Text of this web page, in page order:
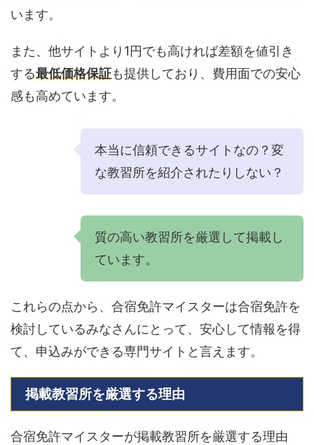
います。
また、他サイトより1円でも高ければ差額を値引き
する最低価格保証も提供しており、費用面での安心
感も高めています。
本当に信頼できるサイトなの？変
な教習所を紹介されたりしない？
質の高い教習所を厳選して掲載し
ています。
これらの点から、合宿免許マイスターは合宿免許を
検討しているみなさんにとって、安心して情報を得
て、申込みができる専門サイトと言えます。
掲載教習所を厳選する理由
合宿免許マイスターが掲載教習所を厳選する理由